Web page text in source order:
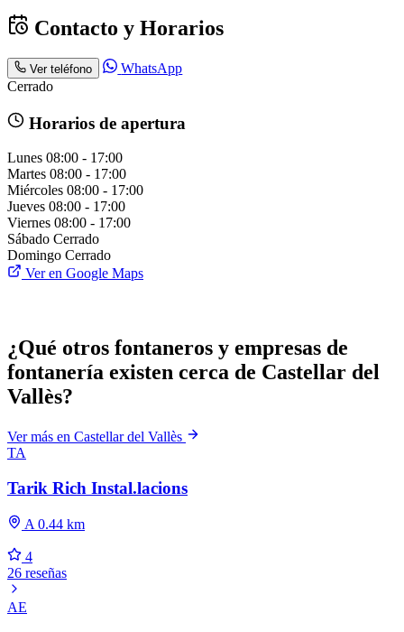
Contacto y Horarios
Ver teléfono
WhatsApp
Cerrado
Horarios de apertura
Lunes 08:00 - 17:00
Martes 08:00 - 17:00
Miércoles 08:00 - 17:00
Jueves 08:00 - 17:00
Viernes 08:00 - 17:00
Sábado Cerrado
Domingo Cerrado
Ver en Google Maps
¿Qué otros fontaneros y empresas de
fontanería existen cerca de Castellar del
Vallès?
Ver más en Castellar del Vallès
TA
Tarik Rich Instal.lacions
A 0.44 km
4
26 reseñas
AE